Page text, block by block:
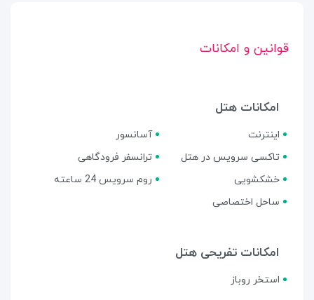
قوانین و امکانات
امکانات هتل
اینترنت
آسانسور
تاکسی سرویس در هتل
ترانسفر فرودگاهی
خشکشویی
روم سرویس 24 ساعته
ساحل اختصاصی
امکانات تفریحی هتل
استخر روباز